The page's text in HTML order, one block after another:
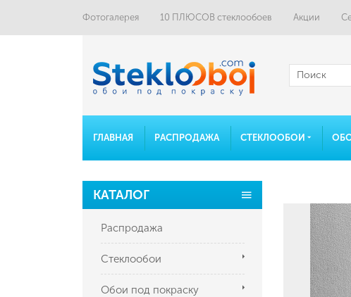
Фотогалерея 10 ПЛЮСОВ стеклообоев Акции
ГЛАВНАЯ РАСПРОДАЖА СТЕКЛООБОИ
КАТАЛОГ
Распродажа
Стеклообои
Обои под покраску